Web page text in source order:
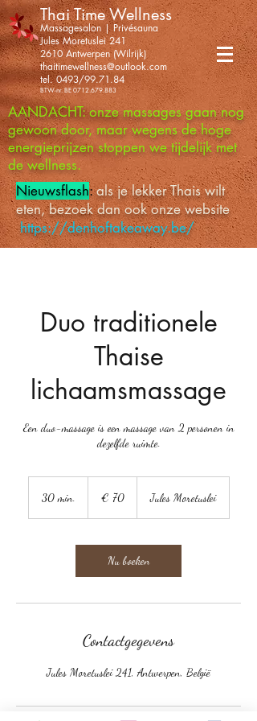
Thai Time Wellness
Massagesalon | Privésauna
Jules Moretuslei 241
2610 Antwerpen (Wilrijk)
thaitimewellness@outlook.com
tel. 0493/99.71.84
BTW-nr. BE 0712.679.883
AANDACHT: onze massages gaan nog
gewoon door, maar wegens de hoge
energieprijzen stoppen we tijdelijk met
de wellness.
Nieuwsflash:als je lekker Thais wilt
eten, bezoek dan ook onze website
https://denhoftakeaway.be/
Duo traditionele
Thaise
lichaamsmassage
Een duo-massage is een massage van 2 personen in
dezelfde ruimte.
30 min.
i
.
€ 70 Jules Moretuslei
Nu boeken
Contactgegevens
Jules Moretuslei 241, Antwerpen, België